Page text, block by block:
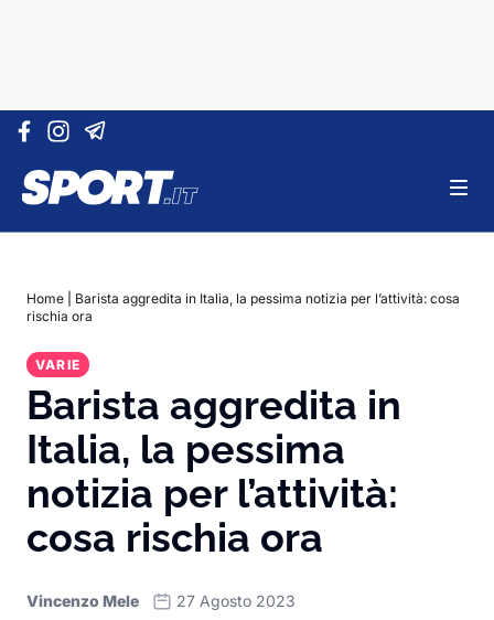
Vai al contenuto
Home
Barista aggredita in Italia, la pessima notizia per l’attività: cosa
rischia ora
VARIE
Barista aggredita in
Italia, la pessima
notizia per l’attività:
cosa rischia ora
Vincenzo Mele 27 Agosto 2023